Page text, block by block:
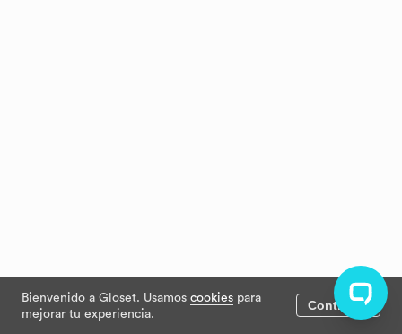
Bienvenido a Gloset. Usamos cookies para
mejorar tu experiencia.
Continuar